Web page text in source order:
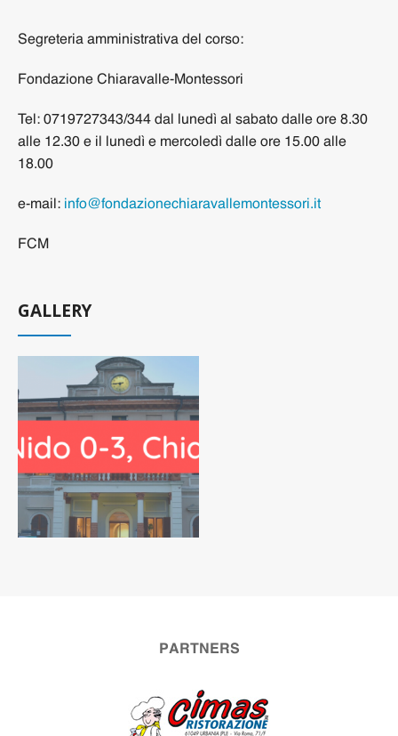
Segreteria amministrativa del corso:
Fondazione Chiaravalle-Montessori
Tel: 0719727343/344 dal lunedì al sabato dalle ore 8.30
alle 12.30 e il lunedì e mercoledì dalle ore 15.00 alle
18.00
e-mail: info@fondazionechiaravallemontessori.it
FCM
GALLERY
PARTNERS